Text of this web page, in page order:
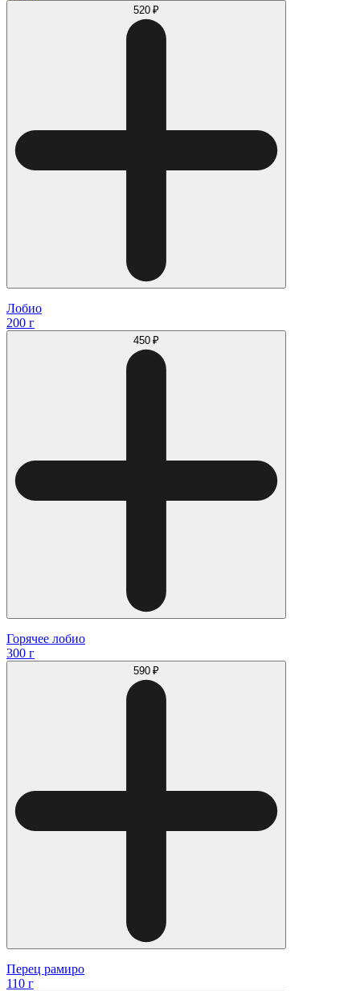
520 ₽
Лобио
200 г
450 ₽
Горячее лобио
300 г
590 ₽
Перец рамиро
110 г